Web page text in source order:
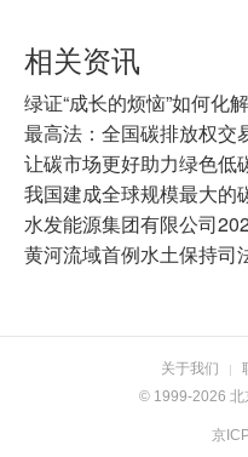
相关资讯
绿证“成长的烦恼”如何化解
最高法：全国碳排放权交
让碳市场更好助力绿色低
我国建成全球规模最大的
黄河流域首例水土保持司
关于我们 |
© 1999-2026 北
京